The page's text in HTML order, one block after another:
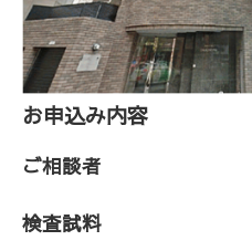
お申込み内容
ご相談者
検査試料